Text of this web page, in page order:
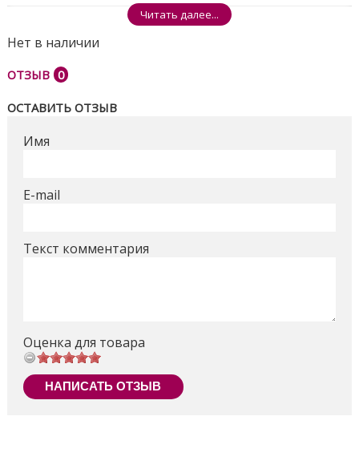
Читать далее...
Нет в наличии
ОТЗЫВ 0
ОСТАВИТЬ ОТЗЫВ
Имя
E-mail
Текст комментария
Оценка для товара
НАПИСАТЬ ОТЗЫВ